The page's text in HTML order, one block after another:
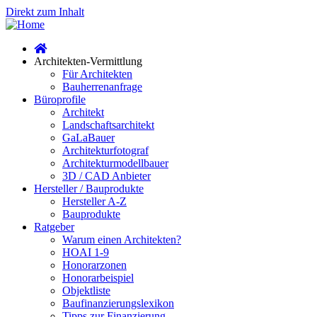
Direkt zum Inhalt
Architekten-Vermittlung
Für Architekten
Bauherrenanfrage
Büroprofile
Architekt
Landschaftsarchitekt
GaLaBauer
Architekturfotograf
Architekturmodellbauer
3D / CAD Anbieter
Hersteller / Bauprodukte
Hersteller A-Z
Bauprodukte
Ratgeber
Warum einen Architekten?
HOAI 1-9
Honorarzonen
Honorarbeispiel
Objektliste
Baufinanzierungslexikon